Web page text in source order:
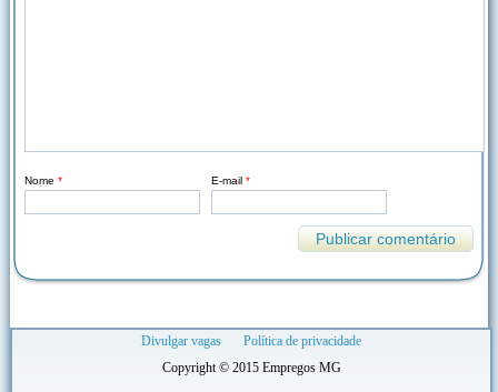
Nome * E-mail *
Divulgar vagas
Política de privacidade
Copyright © 2015 Empregos MG